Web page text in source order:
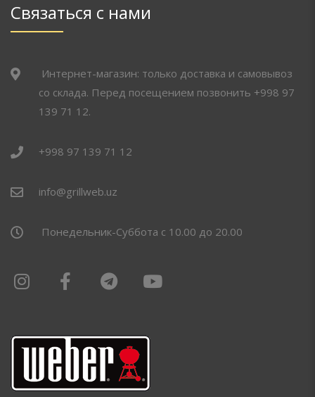
Связаться с нами
Интернет-магазин: только доставка и самовывоз
со склада. Перед посещением позвонить +998 97
139 71 12.
+998 97 139 71 12
info@grillweb.uz
Понедельник-Суббота с 10.00 до 20.00